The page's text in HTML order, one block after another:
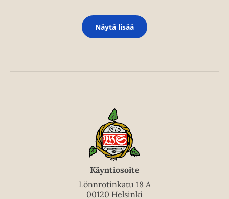
Näytä lisää
Käyntiosoite
Lönnrotinkatu 18 A
00120 Helsinki